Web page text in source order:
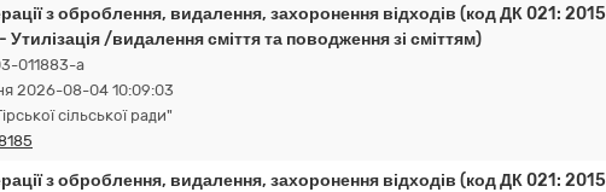
з оброблення, видалення, захоронення відходів (код ДК 021: 2015
/видалення сміття та поводження зі сміттям)
011883-a
2026-08-04 10:09:03
сільської ради"
з оброблення, видалення, захоронення відходів (код ДК 021: 2015